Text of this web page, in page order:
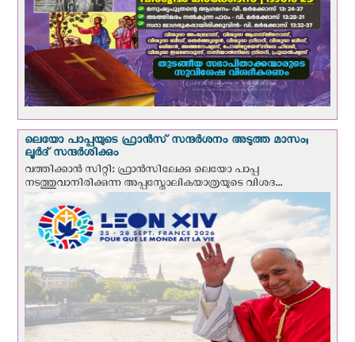
ലെയോ പാപ്പയുടെ ഫ്രാന്‍സ് സന്ദര്‍ശനം അടുത്ത മാസം;
ലൂര്‍ദ് സന്ദര്‍ശിക്കും
വത്തിക്കാന്‍ സിറ്റി: ഫ്രാൻസിലേക്കു ലെയോ പാപ്പ
നടത്തുവാനിരിക്കുന്ന അപ്പസ്തോലികയാത്രയുടെ വിശദ...